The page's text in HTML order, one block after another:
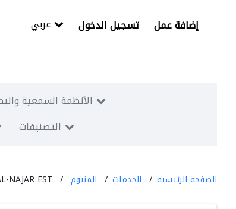
تسجيل الدخول إضافة عمل
الأنظمة السمعية
التصنيفات
الصفحة الرئيسية الخدمات المنيوم NAJAR EST.